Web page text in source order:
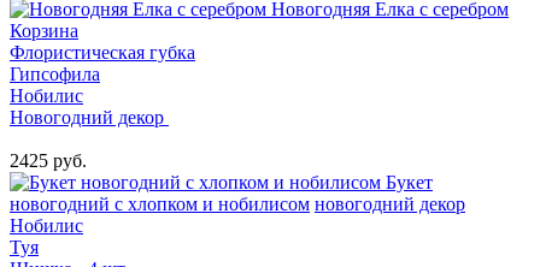
Новогодняя Елка с серебром
Корзина
Флористическая губка
Гипсофила
Нобилис
Новогодний декор
2425 руб.
Букет
новогодний с хлопком и нобилисом новогодний декор
Нобилис
Туя